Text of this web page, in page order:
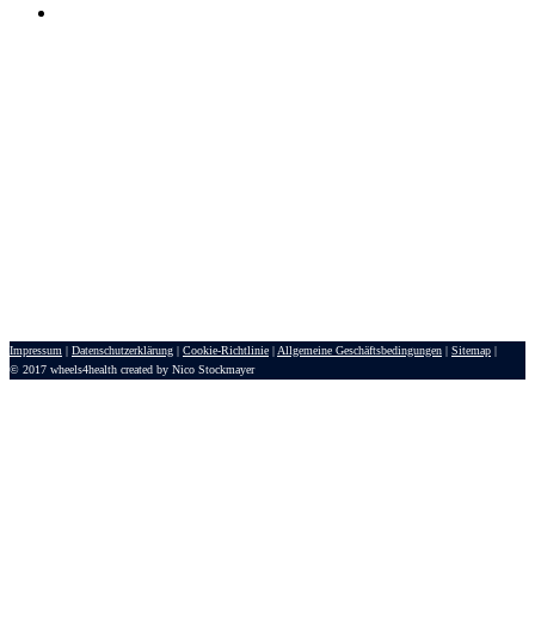
Impressum Datenschutzerklärung Cookie-Richtlinie Allgemeine Geschäftsbedingungen Sitemap
© 2017 wheels4health created by Nico Stockmayer